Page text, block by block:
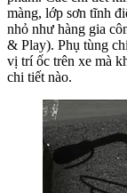
màng, lớp sơn tĩnh
nhỏ như hàng gia
& Play). Phụ tùng
vị trí ốc trên xe mà
chi tiết nào.